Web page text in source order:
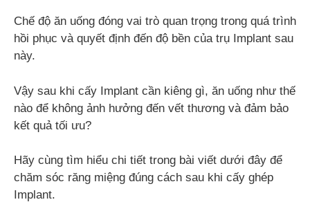
Chế độ ăn uống đóng vai trò quan trọng trong quá trình
hồi phục và quyết định đến độ bền của trụ Implant sau
này.
Vậy sau khi cấy Implant cần kiêng gì, ăn uống như thế
nào để không ảnh hưởng đến vết thương và đảm bảo
kết quả tối ưu?
Hãy cùng tìm hiểu chi tiết trong bài viết dưới đây để
chăm sóc răng miệng đúng cách sau khi cấy ghép
Implant.